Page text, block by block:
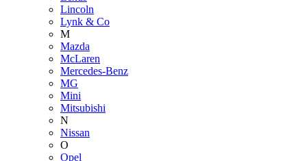
Lincoln
Lynk & Co
M
Mazda
McLaren
Mercedes-Benz
MG
Mini
Mitsubishi
N
Nissan
O
Opel